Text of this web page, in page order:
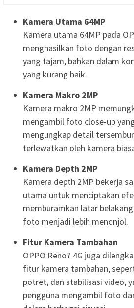
Kamera Utama 64MP
Kamera utama 64MP pada
menghasilkan foto dengan
yang tajam, bahkan dalam
yang kurang baik.
Kamera Makro 2MP
Kamera makro 2MP
mengambil foto close-up
mengungkap detail
terlewatkan oleh kamera
Kamera Depth 2MP
Kamera depth 2MP bekerja
utama untuk menciptakan
memburamkan latar
foto menjadi lebih menonjol.
Fitur Kamera Tambahan
OPPO Reno7 4G juga
fitur kamera tambahan,
potret, dan stabilisasi video,
pengguna mengambil foto